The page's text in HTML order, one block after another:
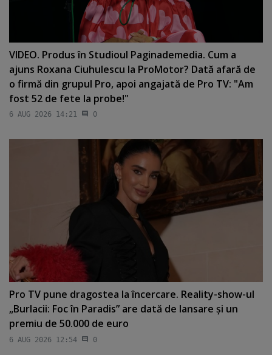
VIDEO. Produs în Studioul Paginademedia. Cum a
ajuns Roxana Ciuhulescu la ProMotor? Dată afară de
o firmă din grupul Pro, apoi angajată de Pro TV: "Am
fost 52 de fete la probe!"
6 AUG 2026 14:21 0
Pro TV pune dragostea la încercare. Reality-show-ul
„Burlacii: Foc în Paradis” are dată de lansare şi un
premiu de 50.000 de euro
6 AUG 2026 12:54 0